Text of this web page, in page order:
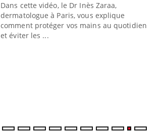
Dans cette vidéo, le Dr Inès Zaraa,
dermatologue à Paris, vous explique
comment protéger vos mains au quotidien
et éviter les ...